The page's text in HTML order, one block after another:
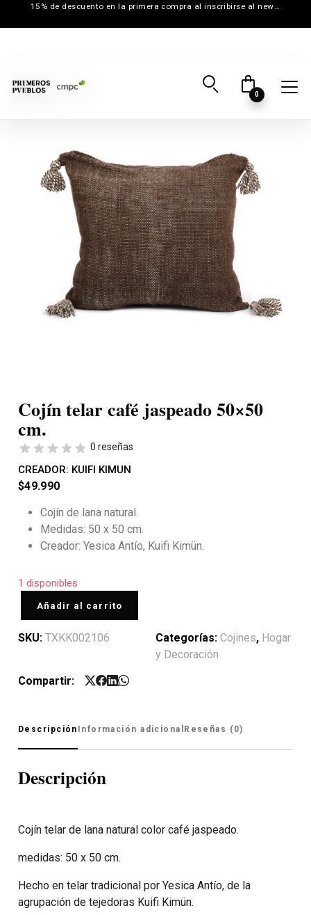
15% de descuento en la primera compra al inscribirse al newsletter
0
Cojín telar café jaspeado 50×50
cm.
0 reseñas
CREADOR: KUIFI KIMUN
$49.990
Cojín de lana natural.
Medidas: 50 x 50 cm.
Creador: Yesica Antío, Kuifi Kimün.
1 disponibles
Añadir al carrito
SKU: TXKK002106 Categorías: Cojines, Hogar
y Decoración
Compartir:
Descripción Información adicional Reseñas (0)
Descripción
Cojín telar de lana natural color café jaspeado.
medidas: 50 x 50 cm.
Hecho en telar tradicional por Yesica Antío, de la
agrupación de tejedoras Kuifi Kimün.